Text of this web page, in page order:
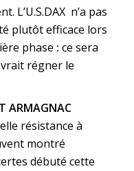
L’U.S.DAX n’a pas
plutôt efficace lors
phase : ce sera
régner le
ARMAGNAC
résistance à
montré
débuté cette